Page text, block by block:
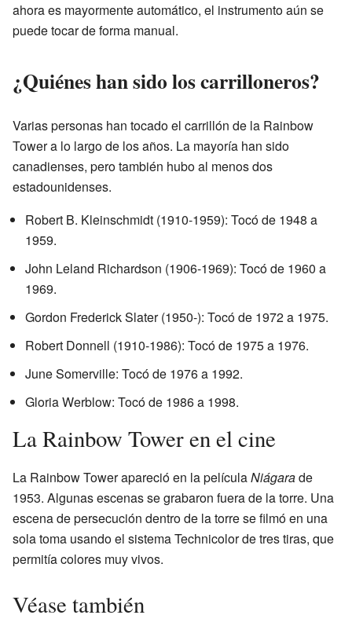
ahora es mayormente automático, el instrumento aún se
puede tocar de forma manual.
¿Quiénes han sido los carrilloneros?
Varias personas han tocado el carrillón de la Rainbow
Tower a lo largo de los años. La mayoría han sido
canadienses, pero también hubo al menos dos
estadounidenses.
Robert B. Kleinschmidt (1910-1959): Tocó de 1948 a
1959.
John Leland Richardson (1906-1969): Tocó de 1960 a
1969.
Gordon Frederick Slater (1950-): Tocó de 1972 a 1975.
Robert Donnell (1910-1986): Tocó de 1975 a 1976.
June Somerville: Tocó de 1976 a 1992.
Gloria Werblow: Tocó de 1986 a 1998.
La Rainbow Tower en el cine
La Rainbow Tower apareció en la películaNiágarade
1953. Algunas escenas se grabaron fuera de la torre. Una
escena de persecución dentro de la torre se filmó en una
sola toma usando el sistema Technicolor de tres tiras, que
permitía colores muy vivos.
Véase también